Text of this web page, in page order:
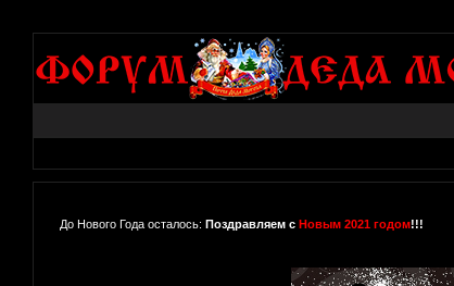
До Нового Года осталось: Поздравляем с Новым 2021 годом!!!